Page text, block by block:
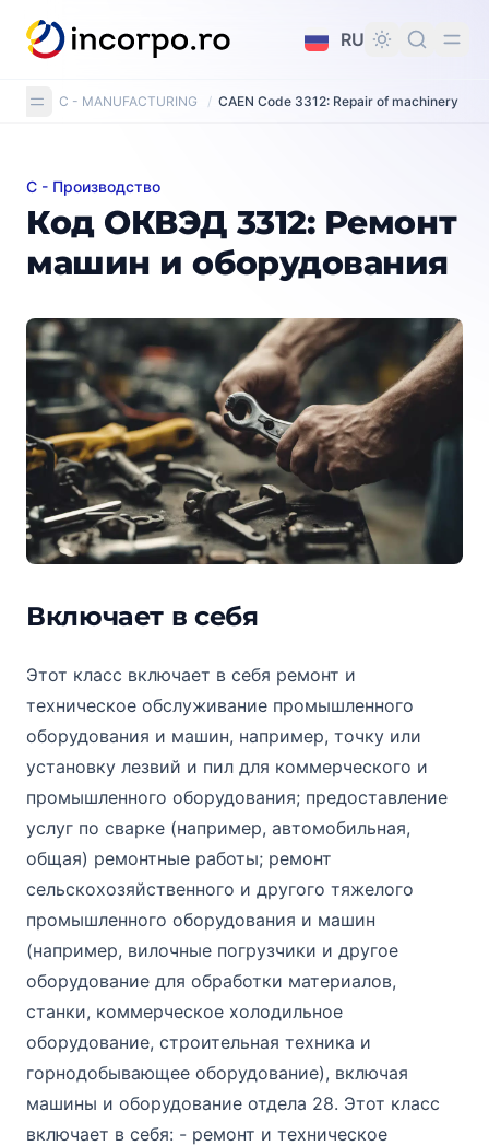
контенту
RU
C - MANUFACTURING / CAEN Code 3312: Repair of machinery
Код ОКВЭД 3312: Ремонт машин и оборудования
C - Производство
Код ОКВЭД 3312: Ремонт
машин и оборудования
Включает в себя
Этот класс включает в себя ремонт и
техническое обслуживание промышленного
оборудования и машин, например, точку или
установку лезвий и пил для коммерческого и
промышленного оборудования; предоставление
услуг по сварке (например, автомобильная,
общая) ремонтные работы; ремонт
сельскохозяйственного и другого тяжелого
промышленного оборудования и машин
(например, вилочные погрузчики и другое
оборудование для обработки материалов,
станки, коммерческое холодильное
оборудование, строительная техника и
горнодобывающее оборудование), включая
машины и оборудование отдела 28. Этот класс
включает в себя: - ремонт и техническое